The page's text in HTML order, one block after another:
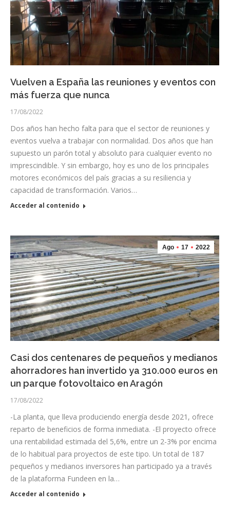
Vuelven a España las reuniones y eventos con
más fuerza que nunca
17/08/2022
Dos años han hecho falta para que el sector de reuniones y
eventos vuelva a trabajar con normalidad. Dos años que han
supuesto un parón total y absoluto para cualquier evento no
imprescindible. Y sin embargo, hoy es uno de los principales
motores económicos del país gracias a su resiliencia y
capacidad de transformación. Varios…
Acceder al contenido
Ago 17 2022
Casi dos centenares de pequeños y medianos
ahorradores han invertido ya 310.000 euros en
un parque fotovoltaico en Aragón
17/08/2022
-La planta, que lleva produciendo energía desde 2021, ofrece
reparto de beneficios de forma inmediata. -El proyecto ofrece
una rentabilidad estimada del 5,6%, entre un 2-3% por encima
de lo habitual para proyectos de este tipo. Un total de 187
pequeños y medianos inversores han participado ya a través
de la plataforma Fundeen en la…
Acceder al contenido